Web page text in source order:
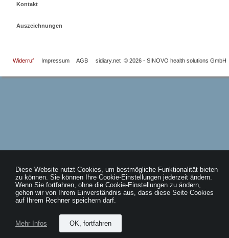
Kontakt
Auszeichnungen
Widerruf Impressum AGB sidiary.net © 2026 - SINOVO health solutions GmbH
Diese Website nutzt Cookies, um bestmögliche Funktionalität bieten
zu können. Sie können Ihre Cookie-Einstellungen jederzeit ändern.
Wenn Sie fortfahren, ohne die Cookie-Einstellungen zu ändern,
gehen wir von Ihrem Einverständnis aus, dass diese Seite Cookies
auf Ihrem Rechner speichern darf.
Mehr Infos OK, fortfahren